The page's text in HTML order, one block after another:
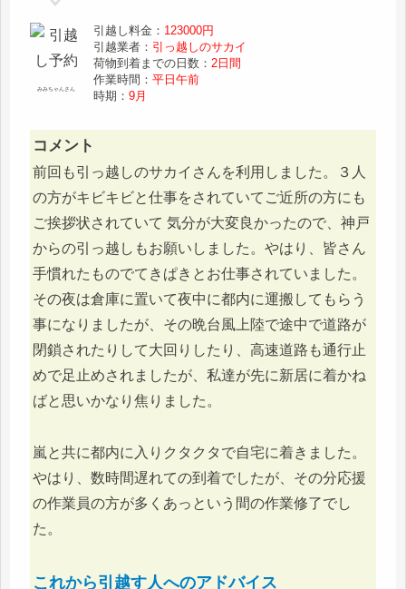
みみちゃんさん
引越し料金： 123000円
引越業者： 引っ越しのサカイ
荷物到着までの日数：2日間
作業時間：平日午前
時期：9月
コメント
前回も引っ越しのサカイさんを利用しました。３人
の方がキビキビと仕事をされていてご近所の方にも
ご挨拶状されていて 気分が大変良かったので、神戸
からの引っ越しもお願いしました。やはり、皆さん
手慣れたものでてきぱきとお仕事されていました。
その夜は倉庫に置いて夜中に都内に運搬してもらう
事になりましたが、その晩台風上陸で途中で道路が
閉鎖されたりして大回りしたり、高速道路も通行止
めで足止めされましたが、私達が先に新居に着かね
ばと思いかなり焦りました。
嵐と共に都内に入りクタクタで自宅に着きました。
やはり、数時間遅れての到着でしたが、その分応援
の作業員の方が多くあっという間の作業修了でし
た。
これから引越す人へのアドバイス